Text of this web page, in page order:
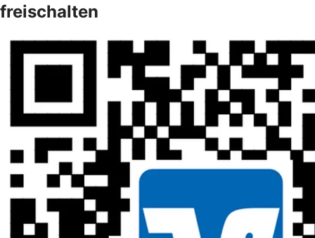
freischalten